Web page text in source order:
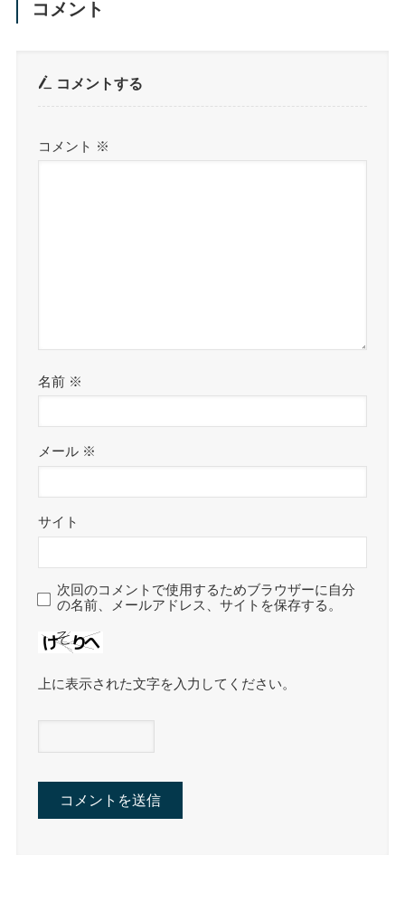
コメント
コメントする
コメント ※
名前 ※
メール ※
サイト
次回のコメントで使用するためブラウザーに自分
の名前、メールアドレス、サイトを保存する。
上に表示された文字を入力してください。